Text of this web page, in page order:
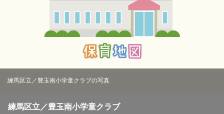
練馬区立／豊玉南小学童クラブの写真
練馬区立／豊玉南小学童クラブ